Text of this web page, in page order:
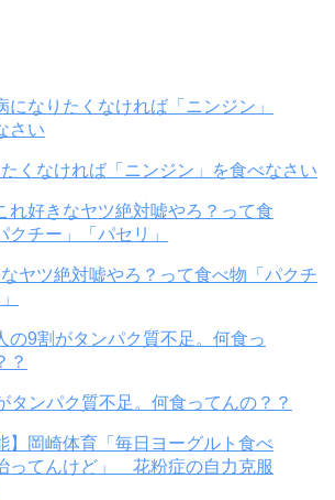
くなければ「ニンジン」を食べなさい
ヤツ絶対嘘やろ？って食べ物「パクチ
タンパク質不足。何食ってんの？？